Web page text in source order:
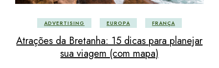
ADVERTISING EUROPA FRANÇA
Atrações da Bretanha: 15 dicas para planejar
sua viagem (com mapa)